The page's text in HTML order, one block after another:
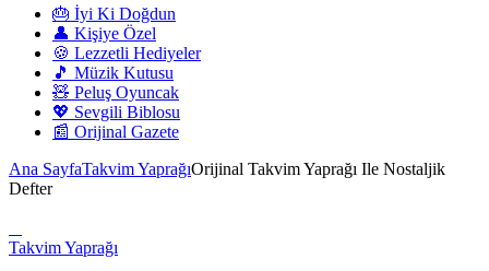
🎂 İyi Ki Doğdun
👤 Kişiye Özel
🍪 Lezzetli Hediyeler
🎵 Müzik Kutusu
🧸 Peluş Oyuncak
💖 Sevgili Biblosu
📰 Orijinal Gazete
Ana SayfaTakvim YaprağıOrijinal Takvim Yaprağı Ile Nostaljik
Defter
Takvim Yaprağı